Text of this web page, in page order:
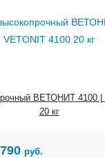
ВЕТОНИТ 4100 |
20 кг
790 руб.